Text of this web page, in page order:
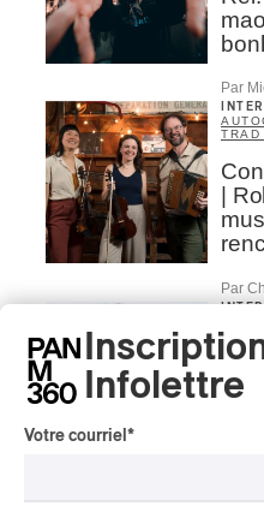
Par
TRAD
|
Par
|
Infolettre
Votre courriel *